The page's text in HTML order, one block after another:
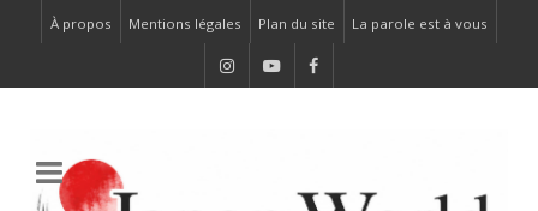
À propos Mentions légales Plan du site La parole est à vous